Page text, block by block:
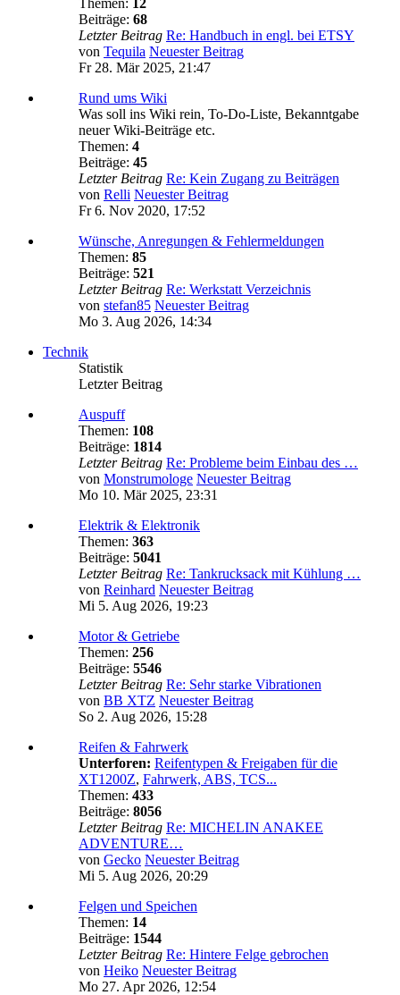
Beiträge: 68
Letzter Beitrag Re: Handbuch in engl. bei ETSY
von Tequila Neuester Beitrag
Fr 28. Mär 2025, 21:47
Rund ums Wiki
Was soll ins Wiki rein, To-Do-Liste, Bekanntgabe
neuer Wiki-Beiträge etc.
Themen: 4
Beiträge: 45
Letzter Beitrag Re: Kein Zugang zu Beiträgen
von Relli Neuester Beitrag
Fr 6. Nov 2020, 17:52
Wünsche, Anregungen & Fehlermeldungen
Themen: 85
Beiträge: 521
Letzter Beitrag Re: Werkstatt Verzeichnis
von stefan85 Neuester Beitrag
Mo 3. Aug 2026, 14:34
Technik
Statistik
Letzter Beitrag
Auspuff
Themen: 108
Beiträge: 1814
Letzter Beitrag Re: Probleme beim Einbau des …
von Monstrumologe Neuester Beitrag
Mo 10. Mär 2025, 23:31
Elektrik & Elektronik
Themen: 363
Beiträge: 5041
Letzter Beitrag Re: Tankrucksack mit Kühlung …
von Reinhard Neuester Beitrag
Mi 5. Aug 2026, 19:23
Motor & Getriebe
Themen: 256
Beiträge: 5546
Letzter Beitrag Re: Sehr starke Vibrationen
von BB XTZ Neuester Beitrag
So 2. Aug 2026, 15:28
Reifen & Fahrwerk
Unterforen: Reifentypen & Freigaben für die
XT1200Z, Fahrwerk, ABS, TCS...
Themen: 433
Beiträge: 8056
Letzter Beitrag Re: MICHELIN ANAKEE
ADVENTURE…
von Gecko Neuester Beitrag
Mi 5. Aug 2026, 20:29
Felgen und Speichen
Themen: 14
Beiträge: 1544
Letzter Beitrag Re: Hintere Felge gebrochen
von Heiko Neuester Beitrag
Mo 27. Apr 2026, 12:54